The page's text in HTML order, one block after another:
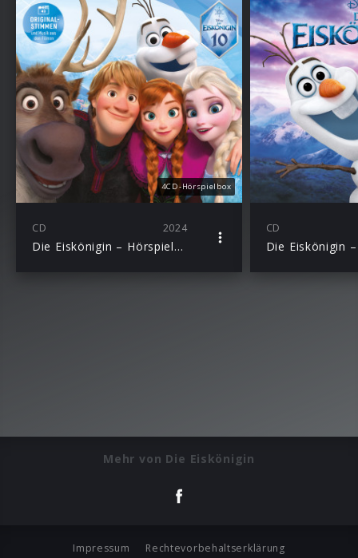
4CD-Hörspielbox
CD 2024
Die Eiskönigin – Hörspielbox
CD
Mehr von Die Eiskönigin
Impressum Rechtevorbehaltserklärung